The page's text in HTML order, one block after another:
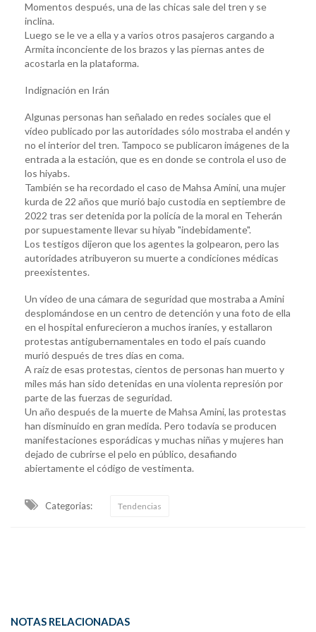
Momentos después, una de las chicas sale del tren y se
inclina.
Luego se le ve a ella y a varios otros pasajeros cargando a
Armita inconciente de los brazos y las piernas antes de
acostarla en la plataforma.
Indignación en Irán
Algunas personas han señalado en redes sociales que el
vídeo publicado por las autoridades sólo mostraba el andén y
no el interior del tren. Tampoco se publicaron imágenes de la
entrada a la estación, que es en donde se controla el uso de
los hiyabs.
También se ha recordado el caso de Mahsa Amini, una mujer
kurda de 22 años que murió bajo custodia en septiembre de
2022 tras ser detenida por la policía de la moral en Teherán
por supuestamente llevar su hiyab "indebidamente".
Los testigos dijeron que los agentes la golpearon, pero las
autoridades atribuyeron su muerte a condiciones médicas
preexistentes.
Un vídeo de una cámara de seguridad que mostraba a Amini
desplomándose en un centro de detención y una foto de ella
en el hospital enfurecieron a muchos iraníes, y estallaron
protestas antigubernamentales en todo el país cuando
murió después de tres días en coma.
A raíz de esas protestas, cientos de personas han muerto y
miles más han sido detenidas en una violenta represión por
parte de las fuerzas de seguridad.
Un año después de la muerte de Mahsa Amini, las protestas
han disminuido en gran medida. Pero todavía se producen
manifestaciones esporádicas y muchas niñas y mujeres han
dejado de cubrirse el pelo en público, desafiando
abiertamente el código de vestimenta.
Categorias: Tendencias
NOTAS RELACIONADAS